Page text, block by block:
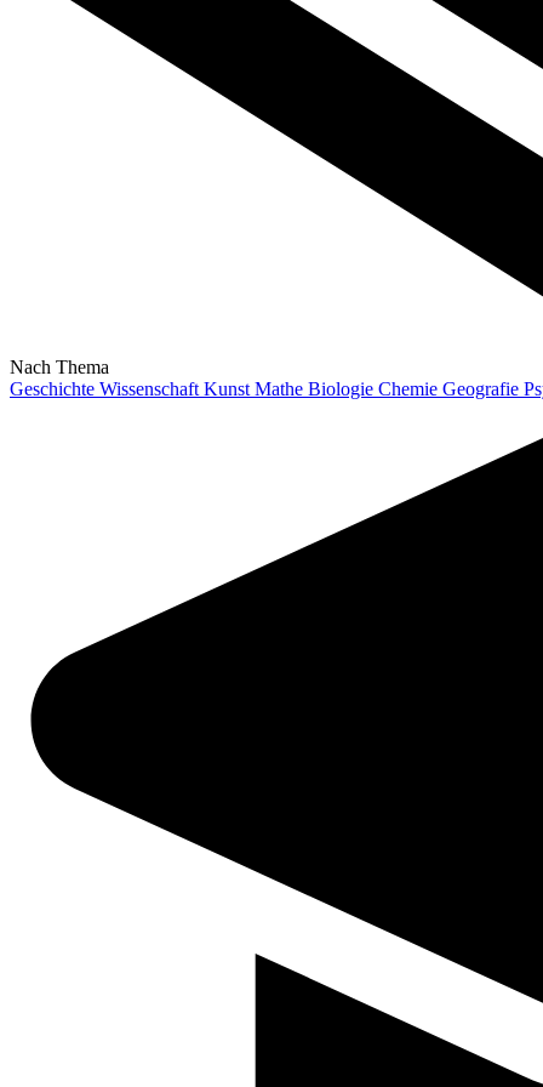
Nach Thema
Geschichte Wissenschaft Kunst Mathe Biologie Chemie Geografie